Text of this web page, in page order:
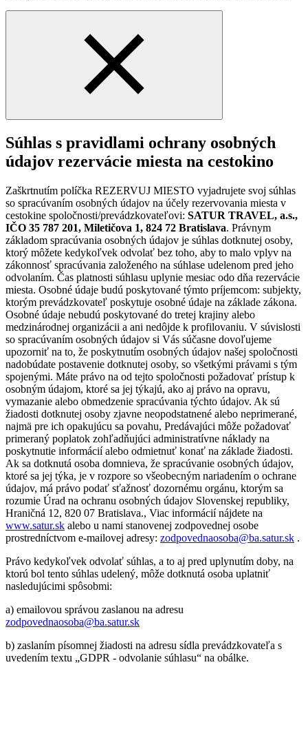
Súhlas s pravidlami ochrany osobných
údajov rezervácie miesta na cestokino
Zaškrtnutím políčka REZERVUJ MIESTO vyjadrujete svoj súhlas
so spracúvaním osobných údajov na účely rezervovania miesta v
cestokine spoločnosti/prevádzkovateľovi: SATUR TRAVEL, a.s.,
IČO 35 787 201, Miletičova 1, 824 72 Bratislava. Právnym
základom spracúvania osobných údajov je súhlas dotknutej osoby,
ktorý môžete kedykoľvek odvolať bez toho, aby to malo vplyv na
zákonnosť spracúvania založeného na súhlase udelenom pred jeho
odvolaním. Čas platnosti súhlasu uplynie mesiac odo dňa rezervácie
miesta. Osobné údaje budú poskytované týmto príjemcom: subjekty,
ktorým prevádzkovateľ poskytuje osobné údaje na základe zákona.
Osobné údaje nebudú poskytované do tretej krajiny alebo
medzinárodnej organizácii a ani nedôjde k profilovaniu. V súvislosti
so spracúvaním osobných údajov si Vás súčasne dovoľujeme
upozorniť na to, že poskytnutím osobných údajov našej spoločnosti
nadobúdate postavenie dotknutej osoby, so všetkými právami s tým
spojenými. Máte právo na od tejto spoločnosti požadovať prístup k
osobným údajom, ktoré sa jej týkajú, ako aj právo na opravu,
vymazanie alebo obmedzenie spracúvania týchto údajov. Ak sú
žiadosti dotknutej osoby zjavne neopodstatnené alebo neprimerané,
najmä pre ich opakujúcu sa povahu, Predávajúci môže požadovať
primeraný poplatok zohľadňujúci administratívne náklady na
poskytnutie informácií alebo odmietnuť konať na základe žiadosti.
Ak sa dotknutá osoba domnieva, že spracúvanie osobných údajov,
ktoré sa jej týka, je v rozpore so všeobecným nariadením o ochrane
údajov, má právo podať sťažnosť dozornému orgánu, ktorým sa
rozumie Úrad na ochranu osobných údajov Slovenskej republiky,
Hraničná 12, 820 07 Bratislava., Viac informácií nájdete na
www.satur.sk alebo u nami stanovenej zodpovednej osobe
prostredníctvom e-mailovej adresy: zodpovednaosoba@ba.satur.sk .
Právo kedykoľvek odvolať súhlas, a to aj pred uplynutím doby, na
ktorú bol tento súhlas udelený, môže dotknutá osoba uplatniť
nasledujúcimi spôsobmi:
a) emailovou správou zaslanou na adresu
zodpovednaosoba@ba.satur.sk
b) zaslaním písomnej žiadosti na adresu sídla prevádzkovateľa s
uvedením textu „GDPR - odvolanie súhlasu“ na obálke.